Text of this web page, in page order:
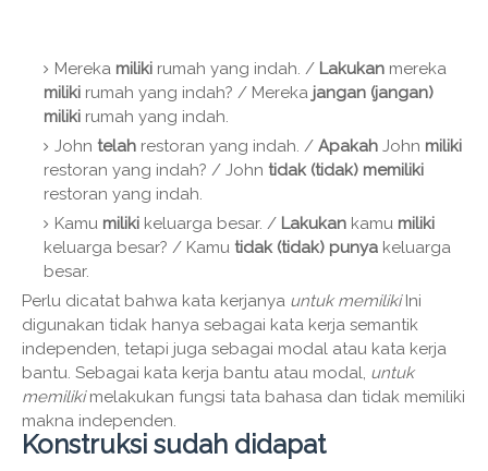
Mereka miliki rumah yang indah. / Lakukan mereka
miliki rumah yang indah? / Mereka jangan (jangan)
miliki rumah yang indah.
John telah restoran yang indah. / Apakah John miliki
restoran yang indah? / John tidak (tidak) memiliki
restoran yang indah.
Kamu miliki keluarga besar. / Lakukan kamu miliki
keluarga besar? / Kamu tidak (tidak) punya keluarga
besar.
Perlu dicatat bahwa kata kerjanya untuk memilikiIni
digunakan tidak hanya sebagai kata kerja semantik
independen, tetapi juga sebagai modal atau kata kerja
bantu. Sebagai kata kerja bantu atau modal, untuk
memilikimelakukan fungsi tata bahasa dan tidak memiliki
makna independen.
Konstruksi sudah didapat